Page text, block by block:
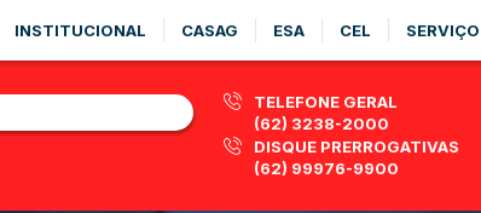
INSTITUCIONAL CASAG ESA CEL
TELEFONE GERAL
(62) 3238-2000
DISQUE PRERROGATIVAS
(62) 99976-9900